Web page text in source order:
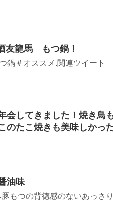
友龍馬 もつ鍋！
鍋＃オススメ.関連ツイート
会してきました！焼き鳥
のたこ焼きも美味し
油味
もつの背徳感のないあっさ